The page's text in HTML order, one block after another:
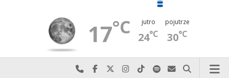
17°C jutro
24°C
pojutrze
30°C
Najlepiej po prostu do nas zadzwoń
Odwiedź nas na Facebook-u
Odwiedź nas na X
Odwiedź nas na Instagram-ie
Odwiedź nas na TikTok-u
Szukaj nas na Spotify
Wyślij do nas
Szukaj